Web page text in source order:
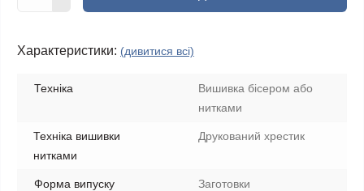
Характеристики: (дивитися всі)
Техніка
Вишивка бісером або
нитками
Техніка вишивки
нитками
Друкований хрестик
Форма випуску Заготовки